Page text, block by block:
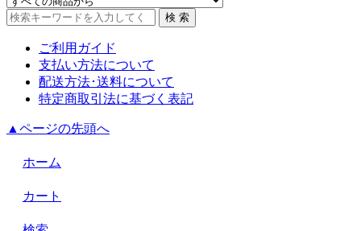
ご利用ガイド
支払い方法について
配送方法･送料について
特定商取引法に基づく表記
▲ページの先頭へ
ホーム
カート